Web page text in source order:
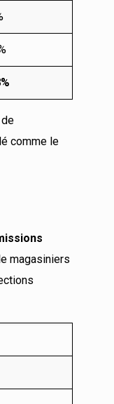
comme le
magasiniers